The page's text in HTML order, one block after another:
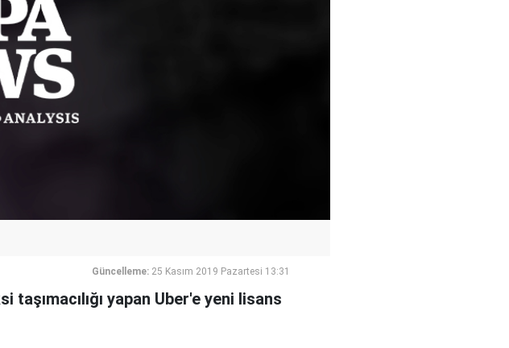
Güncelleme: 25 Kasım 2019 Pazartesi 13:31
yapan Uber'e yeni lisans